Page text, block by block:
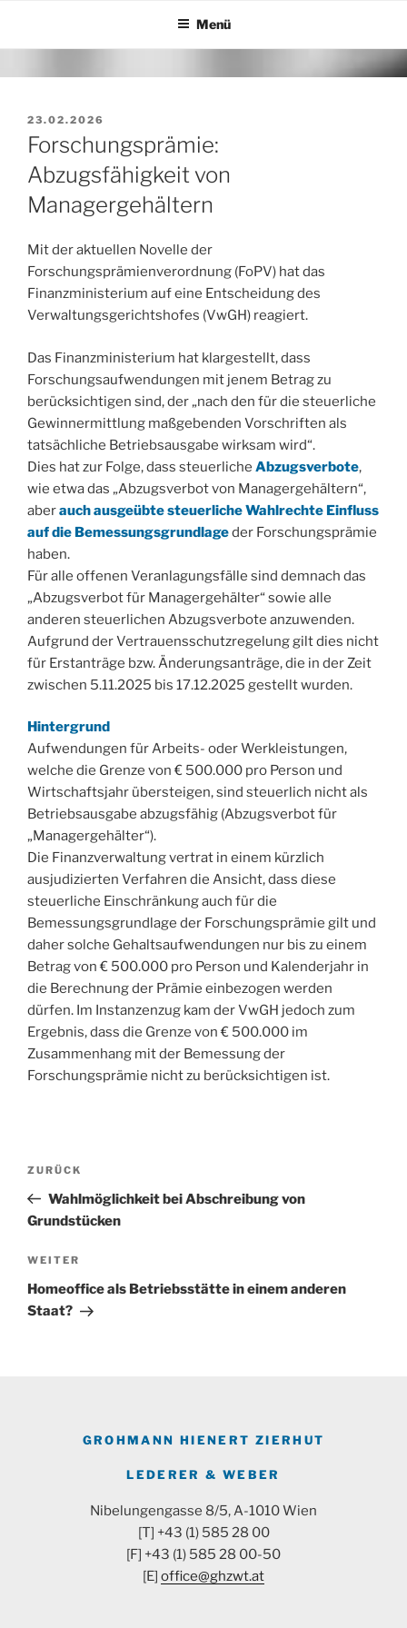
springen
Menü
VERÖFFENTLICHT
AM
23.02.2026
Forschungsprämie:
Abzugsfähigkeit von
Managergehältern
Mit der aktuellen Novelle der
Forschungsprämienverordnung (FoPV) hat das
Finanzministerium auf eine Entscheidung des
Verwaltungsgerichtshofes (VwGH) reagiert.
Das Finanzministerium hat klargestellt, dass
Forschungsaufwendungen mit jenem Betrag zu
berücksichtigen sind, der „nach den für die steuerliche
Gewinnermittlung maßgebenden Vorschriften als
tatsächliche Betriebsausgabe wirksam wird“.
Dies hat zur Folge, dass steuerliche Abzugsverbote,
wie etwa das „Abzugsverbot von Managergehältern“,
aberauch ausgeübte steuerliche Wahlrechte Einfluss
auf die Bemessungsgrundlageder Forschungsprämie
haben.
Für alle offenen Veranlagungsfälle sind demnach das
„Abzugsverbot für Managergehälter“ sowie alle
anderen steuerlichen Abzugsverbote anzuwenden.
Aufgrund der Vertrauensschutzregelung gilt dies nicht
für Erstanträge bzw. Änderungsanträge, die in der Zeit
zwischen 5.11.2025 bis 17.12.2025 gestellt wurden.
Hintergrund
Aufwendungen für Arbeits- oder Werkleistungen,
welche die Grenze von € 500.000 pro Person und
Wirtschaftsjahr übersteigen, sind steuerlich nicht als
Betriebsausgabe abzugsfähig (Abzugsverbot für
„Managergehälter“).
Die Finanzverwaltung vertrat in einem kürzlich
ausjudizierten Verfahren die Ansicht, dass diese
steuerliche Einschränkung auch für die
Bemessungsgrundlage der Forschungsprämie gilt und
daher solche Gehaltsaufwendungen nur bis zu einem
Betrag von € 500.000 pro Person und Kalenderjahr in
die Berechnung der Prämie einbezogen werden
dürfen. Im Instanzenzug kam der VwGH jedoch zum
Ergebnis, dass die Grenze von € 500.000 im
Zusammenhang mit der Bemessung der
Forschungsprämie nicht zu berücksichtigen ist.
Beitragsnavigation
Vorheriger
Beitrag
ZURÜCK
Wahlmöglichkeit bei Abschreibung von
Grundstücken
Nächster
Beitrag
WEITER
Homeoffice als Betriebsstätte in einem anderen
Staat?
GROHMANN HIENERT ZIERHUT
LEDERER & WEBER
Nibelungengasse 8/5, A-1010 Wien
[T] +43 (1) 585 28 00
[F] +43 (1) 585 28 00-50
[E] office@ghzwt.at